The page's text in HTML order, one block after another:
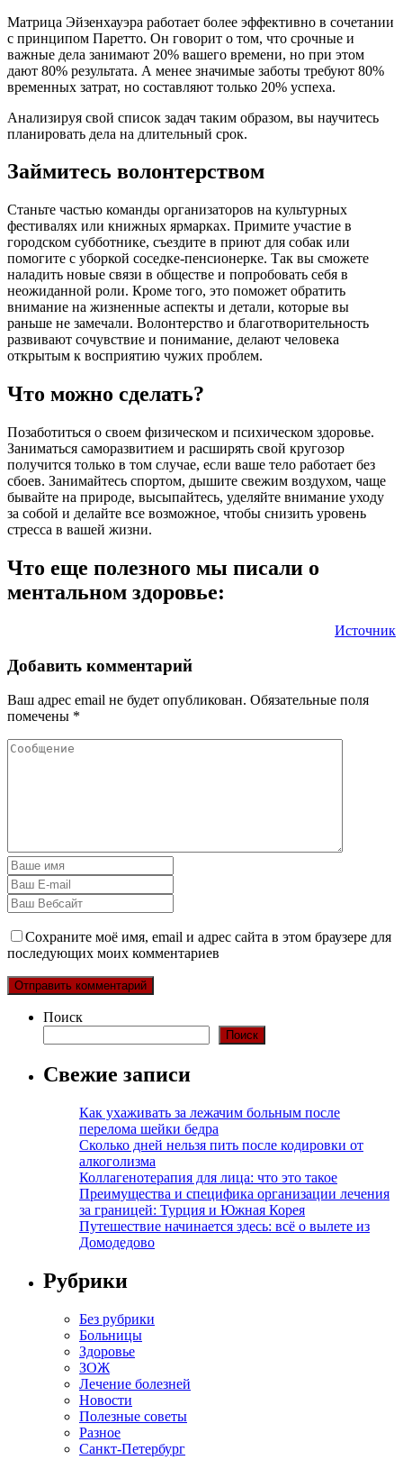
Матрица Эйзенхауэра работает более эффективно в сочетании
с принципом Паретто. Он говорит о том, что срочные и
важные дела занимают 20% вашего времени, но при этом
дают 80% результата. А менее значимые заботы требуют 80%
временных затрат, но составляют только 20% успеха.
Анализируя свой список задач таким образом, вы научитесь
планировать дела на длительный срок.
Займитесь волонтерством
Станьте частью команды организаторов на культурных
фестивалях или книжных ярмарках. Примите участие в
городском субботнике, съездите в приют для собак или
помогите с уборкой соседке-пенсионерке. Так вы сможете
наладить новые связи в обществе и попробовать себя в
неожиданной роли. Кроме того, это поможет обратить
внимание на жизненные аспекты и детали, которые вы
раньше не замечали. Волонтерство и благотворительность
развивают сочувствие и понимание, делают человека
открытым к восприятию чужих проблем.
Что можно сделать?
Позаботиться о своем физическом и психическом здоровье.
Заниматься саморазвитием и расширять свой кругозор
получится только в том случае, если ваше тело работает без
сбоев. Занимайтесь спортом, дышите свежим воздухом, чаще
бывайте на природе, высыпайтесь, уделяйте внимание уходу
за собой и делайте все возможное, чтобы снизить уровень
стресса в вашей жизни.
Что еще полезного мы писали о
ментальном здоровье:
Источник
Добавить комментарий
Ваш адрес email не будет опубликован. Обязательные поля
помечены *
Сохраните моё имя, email и адрес сайта в этом браузере для
последующих моих комментариев
Поиск
Поиск
Свежие записи
Как ухаживать за лежачим больным после
перелома шейки бедра
Сколько дней нельзя пить после кодировки от
алкоголизма
Коллагенотерапия для лица: что это такое
Преимущества и специфика организации лечения
за границей: Турция и Южная Корея
Путешествие начинается здесь: всё о вылете из
Домодедово
Рубрики
Без рубрики
Больницы
Здоровье
ЗОЖ
Лечение болезней
Новости
Полезные советы
Разное
Санкт-Петербург